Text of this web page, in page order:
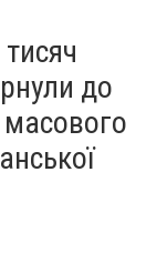
до